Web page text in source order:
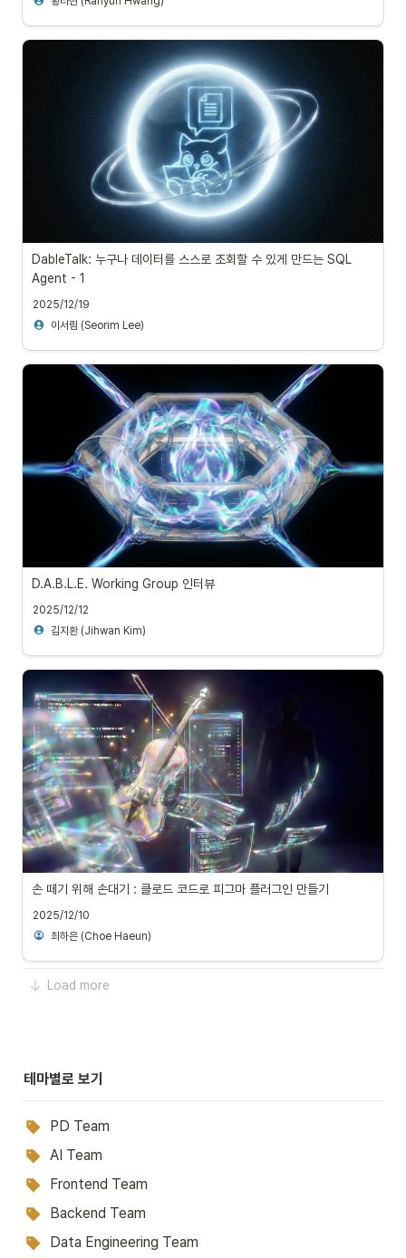
DableTalk: 누구나 데이터를 스스로 조회할 수 있게 만드는 SQL
Agent - 1
2025/12/19
이서림 (Seorim Lee)
D.A.B.L.E. Working Group 인터뷰
2025/12/12
김지환 (Jihwan Kim)
손 떼기 위해 손대기 : 클로드 코드로 피그마 플러그인 만들기
2025/12/10
최하은 (Choe Haeun)
Load more
테마별로 보기
PD Team
AI Team
Frontend Team
Backend Team
Data Engineering Team